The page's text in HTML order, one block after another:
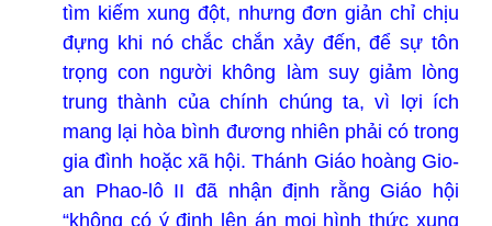
tìm kiếm xung đột, nhưng đơn giản chỉ chịu
đựng khi nó chắc chắn xảy đến, để sự tôn
trọng con người không làm suy giảm lòng
trung thành của chính chúng ta, vì lợi ích
mang lại hòa bình đương nhiên phải có trong
gia đình hoặc xã hội. Thánh Giáo hoàng Gio-
an Phao-lô II đã nhận định rằng Giáo hội
“không có ý định lên án mọi hình thức xung